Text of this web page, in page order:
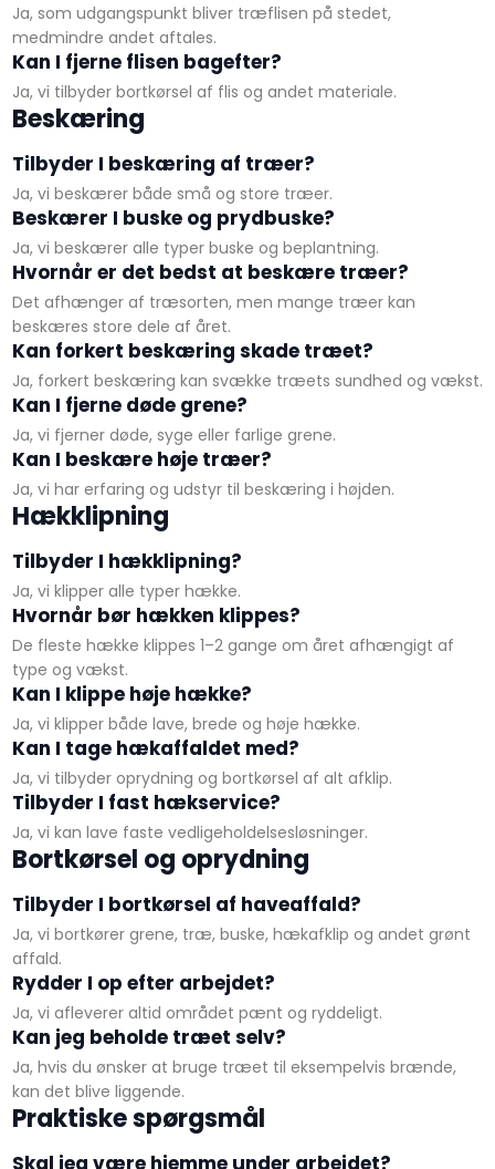
Ja, som udgangspunkt bliver træflisen på stedet,
medmindre andet aftales.
Kan I fjerne flisen bagefter?
Ja, vi tilbyder bortkørsel af flis og andet materiale.
​Beskæring
Tilbyder I beskæring af træer?
Ja, vi beskærer både små og store træer.
Beskærer I buske og prydbuske?
Ja, vi beskærer alle typer buske og beplantning.
Hvornår er det bedst at beskære træer?
Det afhænger af træsorten, men mange træer kan
beskæres store dele af året.
Kan forkert beskæring skade træet?
Ja, forkert beskæring kan svække træets sundhed og vækst.
Kan I fjerne døde grene?
Ja, vi fjerner døde, syge eller farlige grene.
Kan I beskære høje træer?
Ja, vi har erfaring og udstyr til beskæring i højden.
​Hækklipning
Tilbyder I hækklipning?
Ja, vi klipper alle typer hække.
Hvornår bør hækken klippes?
De fleste hække klippes 1–2 gange om året afhængigt af
type og vækst.
Kan I klippe høje hække?
Ja, vi klipper både lave, brede og høje hække.
Kan I tage hækaffaldet med?
Ja, vi tilbyder oprydning og bortkørsel af alt afklip.
Tilbyder I fast hækservice?
Ja, vi kan lave faste vedligeholdelsesløsninger.
​Bortkørsel og oprydning
Tilbyder I bortkørsel af haveaffald?
Ja, vi bortkører grene, træ, buske, hækafklip og andet grønt
affald.
Rydder I op efter arbejdet?
Ja, vi afleverer altid området pænt og ryddeligt.
Kan jeg beholde træet selv?
Ja, hvis du ønsker at bruge træet til eksempelvis brænde,
kan det blive liggende.
​Praktiske spørgsmål
Skal jeg være hjemme under arbejdet?